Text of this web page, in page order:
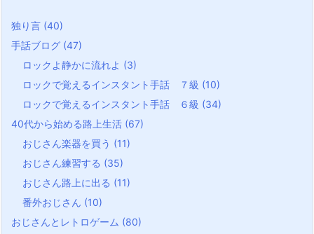
独り言 (40)
手話ブログ (47)
ロックよ静かに流れよ (3)
ロックで覚えるインスタント手話 ７級 (10)
ロックで覚えるインスタント手話 ６級 (34)
40代から始める路上生活 (67)
おじさん楽器を買う (11)
おじさん練習する (35)
おじさん路上に出る (11)
番外おじさん (10)
おじさんとレトロゲーム (80)